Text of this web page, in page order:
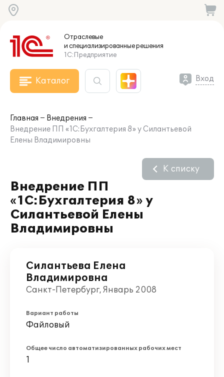
Отраслевые
и специализированныерешения
1С:Предприятие
Каталог Вход
Главная
Внедрения
Внедрение ПП «1С:Бухгалтерия 8» у Силантьевой
Елены Владимировны
Внедрение ПП
«1С:Бухгалтерия 8» у
Силантьевой Елены
Владимировны
К списку
Силантьева Елена
Владимировна
Санкт-Петербург, Январь 2008
Вариант работы
Файловый
Общее число автоматизированных рабочих мест
1